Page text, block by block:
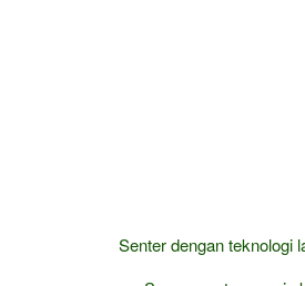
Senter dengan teknologi